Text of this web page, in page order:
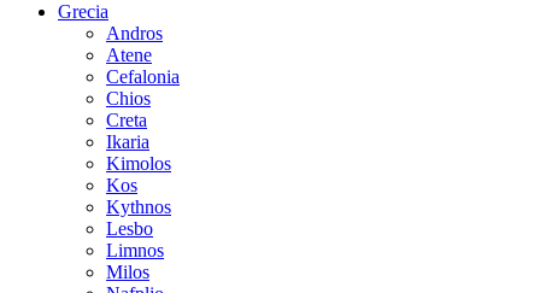
Grecia
Andros
Atene
Cefalonia
Chios
Creta
Ikaria
Kimolos
Kos
Kythnos
Lesbo
Limnos
Milos